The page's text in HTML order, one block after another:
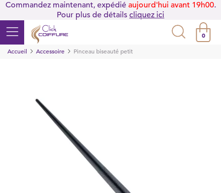
Commandez maintenant, expédié aujourd'hui avant 19h00.
Pour plus de détails cliquez ici
0
Accueil
Accessoire Pinceau biseauté petit